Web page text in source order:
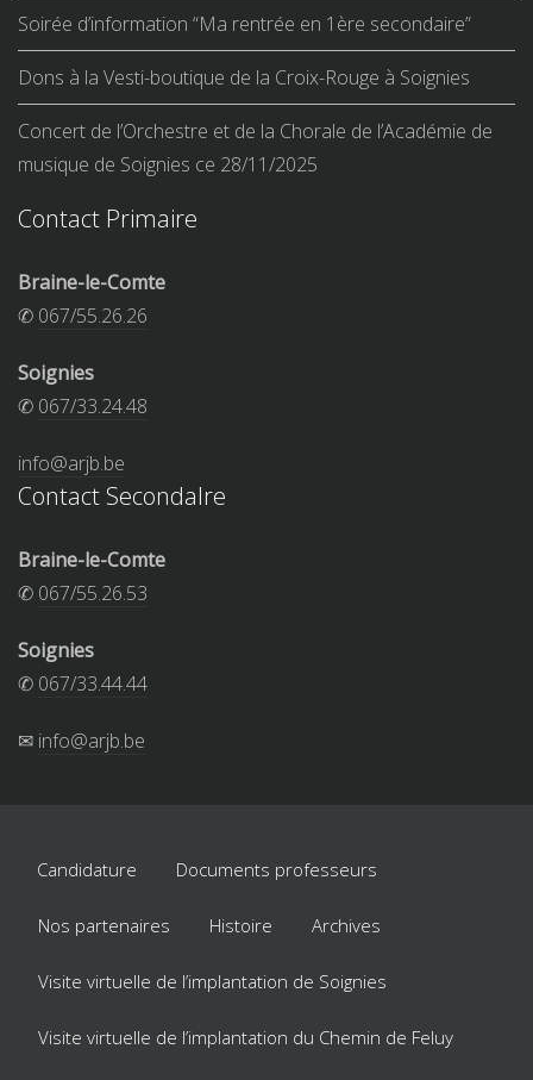
Soirée d’information “Ma rentrée en 1ère secondaire”
Dons à la Vesti-boutique de la Croix-Rouge à Soignies
Concert de l’Orchestre et de la Chorale de l’Académie de
musique de Soignies ce 28/11/2025
Contact Primaire
Braine-le-Comte
✆ 067/55.26.26
Soignies
✆ 067/33.24.48
info@arjb.be
Contact Secondalre
Braine-le-Comte
✆ 067/55.26.53
Soignies
✆ 067/33.44.44
✉ info@arjb.be
Candidature Documents professeurs
Nos partenaires Histoire Archives
Visite virtuelle de l’implantation de Soignies
Visite virtuelle de l’implantation du Chemin de Feluy